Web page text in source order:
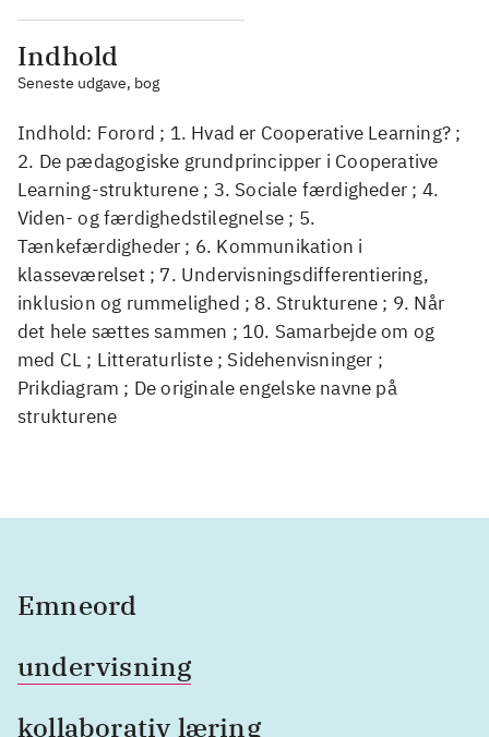
Indhold
Seneste udgave, bog
Indhold: Forord ; 1. Hvad er Cooperative Learning? ;
2. De pædagogiske grundprincipper i Cooperative
Learning-strukturene ; 3. Sociale færdigheder ; 4.
Viden- og færdighedstilegnelse ; 5.
Tænkefærdigheder ; 6. Kommunikation i
klasseværelset ; 7. Undervisningsdifferentiering,
inklusion og rummelighed ; 8. Strukturene ; 9. Når
det hele sættes sammen ; 10. Samarbejde om og
med CL ; Litteraturliste ; Sidehenvisninger ;
Prikdiagram ; De originale engelske navne på
strukturene
Emneord
undervisning
kollaborativ læring